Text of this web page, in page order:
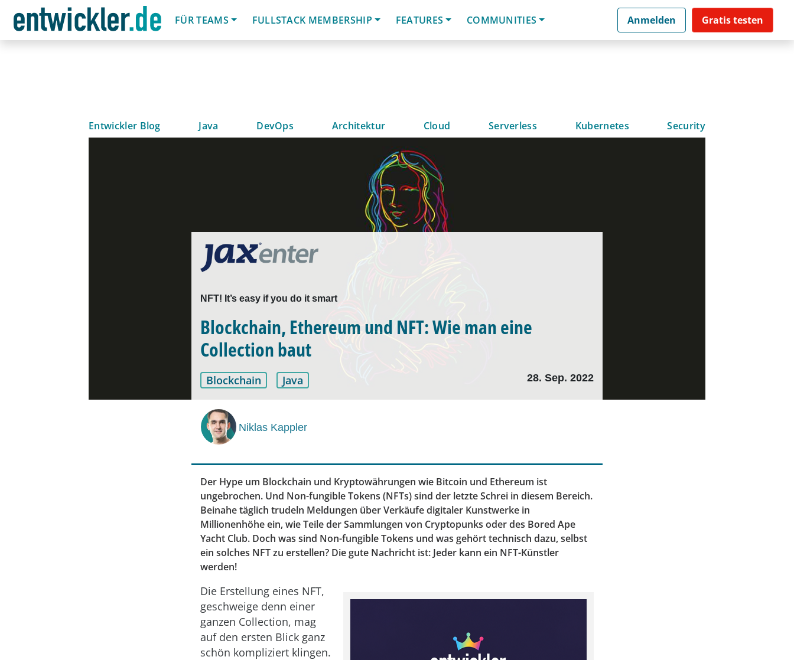
FÜR TEAMS
FULLSTACK MEMBERSHIP FEATURES COMMUNITIES Anmelden Gratis testen
Entwickler Blog Java DevOps Architektur Cloud Serverless Kubernetes Security
NFT! It’s easy if you do it smart
Blockchain, Ethereum und NFT: Wie man eine
Collection baut
Blockchain Java 28. Sep. 2022
Niklas Kappler
Der Hype um Blockchain und Kryptowährungen wie Bitcoin und Ethereum ist
ungebrochen. Und Non-fungible Tokens (NFTs) sind der letzte Schrei in diesem Bereich.
Beinahe täglich trudeln Meldungen über Verkäufe digitaler Kunstwerke in
Millionenhöhe ein, wie Teile der Sammlungen von Cryptopunks oder des Bored Ape
Yacht Club. Doch was sind Non-fungible Tokens und was gehört technisch dazu, selbst
ein solches NFT zu erstellen? Die gute Nachricht ist: Jeder kann ein NFT-Künstler
werden!
Die Erstellung eines NFT,
geschweige denn einer
ganzen Collection, mag
auf den ersten Blick ganz
schön kompliziert klingen.